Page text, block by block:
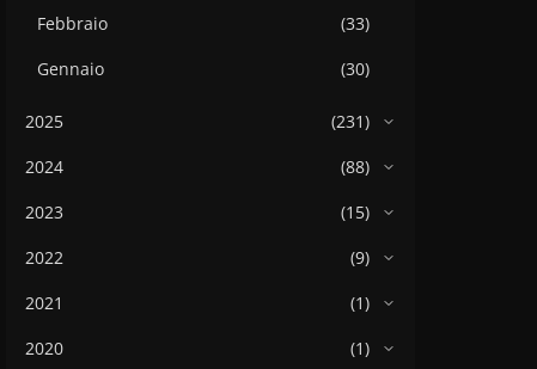
Febbraio
(33)
Gennaio
(30)
2025
(231)
2024
(88)
2023
(15)
2022
(9)
2021
(1)
2020
(1)